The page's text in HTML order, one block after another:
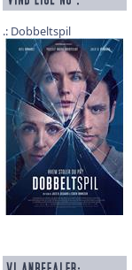
Dobbeltspil